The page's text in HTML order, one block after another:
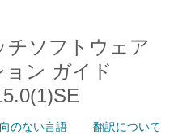
チソフトウェア
ン ガイド
のない言語 翻訳について